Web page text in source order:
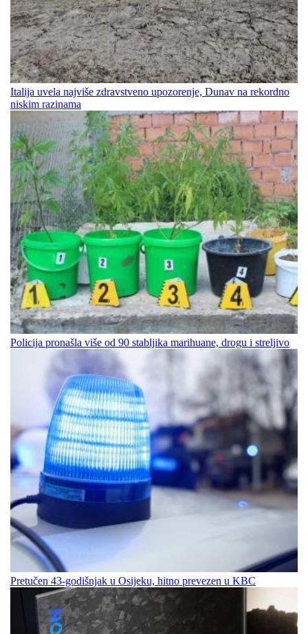
Italija uvela najviše zdravstveno upozorenje, Dunav na rekordno
niskim razinama
Policija pronašla više od 90 stabljika marihuane, drogu i streljivo
Pretučen 43-godišnjak u Osijeku, hitno prevezen u KBC